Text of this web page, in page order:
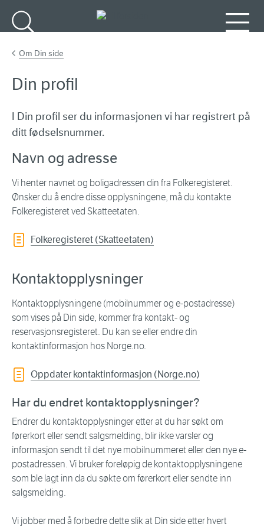
Om Din side
Din profil
I Din profil ser du informasjonen vi har registrert på
ditt fødselsnummer.
Navn og adresse
Vi henter navnet og boligadressen din fra Folkeregisteret.
Ønsker du å endre disse opplysningene, må du kontakte
Folkeregisteret ved Skatteetaten.
Folkeregisteret (Skatteetaten)
Kontaktopplysninger
Kontaktopplysningene (mobilnummer og e-postadresse)
som vises på Din side, kommer fra kontakt- og
reservasjonsregisteret. Du kan se eller endre din
kontaktinformasjon hos Norge.no.
Oppdater kontaktinformasjon (Norge.no)
Har du endret kontaktopplysninger?
Endrer du kontaktopplysninger etter at du har søkt om
førerkort eller sendt salgsmelding, blir ikke varsler og
informasjon sendt til det nye mobilnummeret eller den nye e-
postadressen. Vi bruker foreløpig de kontaktopplysningene
som ble lagt inn da du søkte om førerkort eller sendte inn
salgsmelding.
Vi jobber med å forbedre dette slik at Din side etter hvert